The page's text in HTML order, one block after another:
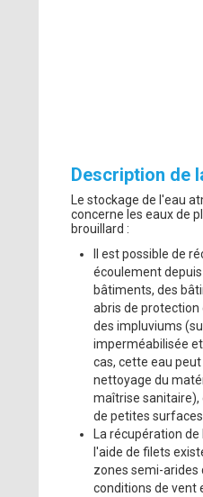
Description de
Le stockage de l'eau
concerne les eaux de
brouillard :
Il est possible de
écoulement
bâtiments, des
abris de protection
des impluviums
imperméabilisée
cas, cette eau
nettoyage du
maîtrise sanitaire),
de petites surfaces.
La récupération
l'aide de filets
zones semi-arides
conditions de vent